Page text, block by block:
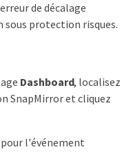
de décalage
protection risques.
Dashboard, localisez
SnapMirror et cliquez
l'événement